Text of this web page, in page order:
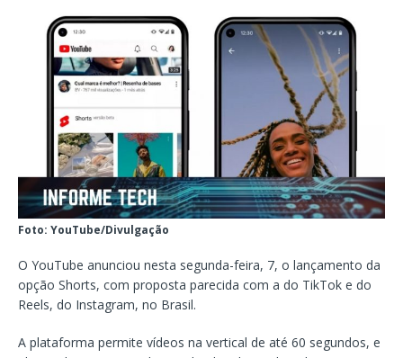
Foto: YouTube/Divulgação
O YouTube anunciou nesta segunda-feira, 7, o lançamento da
opção Shorts, com proposta parecida com a do TikTok e do
Reels, do Instagram, no Brasil.
A plataforma permite vídeos na vertical de até 60 segundos, e